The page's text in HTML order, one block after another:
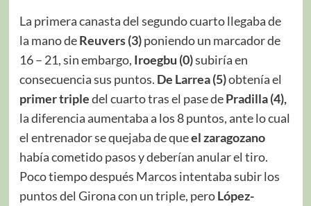
La primera canasta del segundo cuarto llegaba de
la mano deReuvers (3)poniendo un marcador de
16 – 21, sin embargo, Iroegbu (0)subiría en
consecuencia sus puntos. De Larrea (5)obtenía el
primer tripledel cuarto tras el pase dePradilla (4),
la diferencia aumentaba a los 8 puntos, ante lo cual
el entrenador se quejaba de queel zaragozano
había cometido pasos y deberían anular el tiro.
Poco tiempo después Marcos intentaba subir los
puntos del Girona con un triple, peroLópez-